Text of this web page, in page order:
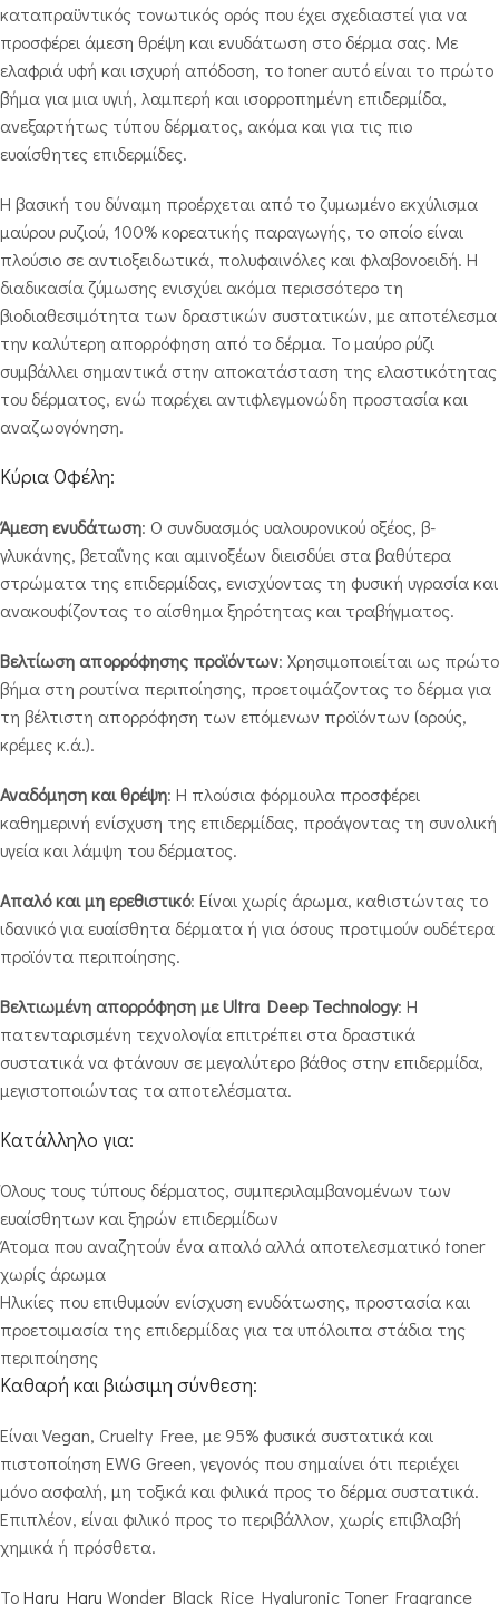
καταπραϋντικός τονωτικός ορός που έχει σχεδιαστεί για να
προσφέρει άμεση θρέψη και ενυδάτωση στο δέρμα σας. Με
ελαφριά υφή και ισχυρή απόδοση, το toner αυτό είναι το πρώτο
βήμα για μια υγιή, λαμπερή και ισορροπημένη επιδερμίδα,
ανεξαρτήτως τύπου δέρματος, ακόμα και για τις πιο
ευαίσθητες επιδερμίδες.
Η βασική του δύναμη προέρχεται από το ζυμωμένο εκχύλισμα
μαύρου ρυζιού, 100% κορεατικής παραγωγής, το οποίο είναι
πλούσιο σε αντιοξειδωτικά, πολυφαινόλες και φλαβονοειδή. Η
διαδικασία ζύμωσης ενισχύει ακόμα περισσότερο τη
βιοδιαθεσιμότητα των δραστικών συστατικών, με αποτέλεσμα
την καλύτερη απορρόφηση από το δέρμα. Το μαύρο ρύζι
συμβάλλει σημαντικά στην αποκατάσταση της ελαστικότητας
του δέρματος, ενώ παρέχει αντιφλεγμονώδη προστασία και
αναζωογόνηση.
Κύρια Οφέλη:
Άμεση ενυδάτωση: Ο συνδυασμός υαλουρονικού οξέος, β-
γλυκάνης, βεταΐνης και αμινοξέων διεισδύει στα βαθύτερα
στρώματα της επιδερμίδας, ενισχύοντας τη φυσική υγρασία και
ανακουφίζοντας το αίσθημα ξηρότητας και τραβήγματος.
Βελτίωση απορρόφησης προϊόντων: Χρησιμοποιείται ως πρώτο
βήμα στη ρουτίνα περιποίησης, προετοιμάζοντας το δέρμα για
τη βέλτιστη απορρόφηση των επόμενων προϊόντων (ορούς,
κρέμες κ.ά.).
Αναδόμηση και θρέψη: Η πλούσια φόρμουλα προσφέρει
καθημερινή ενίσχυση της επιδερμίδας, προάγοντας τη συνολική
υγεία και λάμψη του δέρματος.
Απαλό και μη ερεθιστικό: Είναι χωρίς άρωμα, καθιστώντας το
ιδανικό για ευαίσθητα δέρματα ή για όσους προτιμούν ουδέτερα
προϊόντα περιποίησης.
Βελτιωμένη απορρόφηση με Ultra Deep Technology: Η
πατενταρισμένη τεχνολογία επιτρέπει στα δραστικά
συστατικά να φτάνουν σε μεγαλύτερο βάθος στην επιδερμίδα,
μεγιστοποιώντας τα αποτελέσματα.
Κατάλληλο για:
Όλους τους τύπους δέρματος, συμπεριλαμβανομένων των
ευαίσθητων και ξηρών επιδερμίδων
Άτομα που αναζητούν ένα απαλό αλλά αποτελεσματικό toner
χωρίς άρωμα
Ηλικίες που επιθυμούν ενίσχυση ενυδάτωσης, προστασία και
προετοιμασία της επιδερμίδας για τα υπόλοιπα στάδια της
περιποίησης
Καθαρή και βιώσιμη σύνθεση:
Είναι Vegan, Cruelty Free, με 95% φυσικά συστατικά και
πιστοποίηση EWG Green, γεγονός που σημαίνει ότι περιέχει
μόνο ασφαλή, μη τοξικά και φιλικά προς το δέρμα συστατικά.
Επιπλέον, είναι φιλικό προς το περιβάλλον, χωρίς επιβλαβή
χημικά ή πρόσθετα.
ΤοHaru Haru Wonder Black Rice Hyaluronic Toner Fragrance